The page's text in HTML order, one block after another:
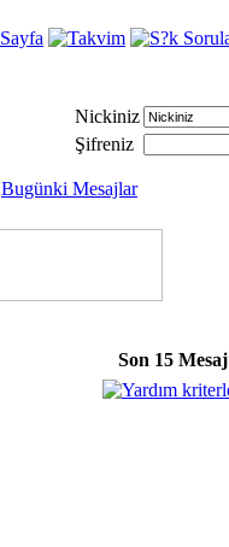
Nickiniz
Şifreniz
Bugünki Mesajlar
Son 15 Mesaj: